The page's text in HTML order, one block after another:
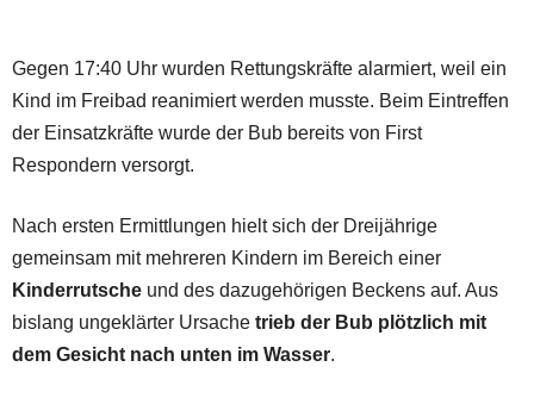
Gegen 17:40 Uhr wurden Rettungskräfte alarmiert, weil ein
Kind im Freibad reanimiert werden musste. Beim Eintreffen
der Einsatzkräfte wurde der Bub bereits von First
Respondern versorgt.
Nach ersten Ermittlungen hielt sich der Dreijährige
gemeinsam mit mehreren Kindern im Bereich einer
Kinderrutsche und des dazugehörigen Beckens auf. Aus
bislang ungeklärter Ursache trieb der Bub plötzlich mit
dem Gesicht nach unten im Wasser.